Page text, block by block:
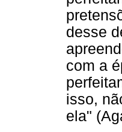
desse
com a
isso,
ela"